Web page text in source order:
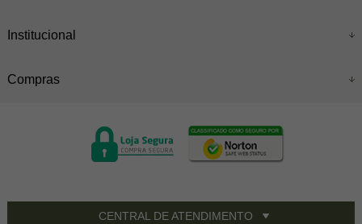
Institucional
Compras
CENTRAL DE ATENDIMENTO